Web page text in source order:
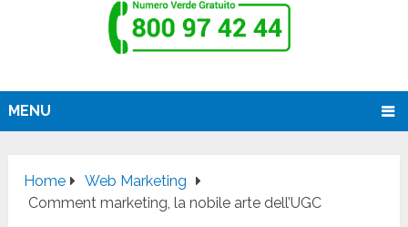
MENU
Home
Web Marketing
Comment marketing, la nobile arte dell’UGC